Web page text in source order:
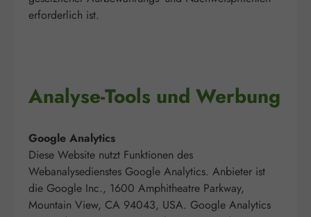
erforderlich ist.
Analyse-Tools und Werbung
Google Analytics
Diese Website nutzt Funktionen des
Webanalysedienstes Google Analytics. Anbieter ist
die Google Inc., 1600 Amphitheatre Parkway,
Mountain View, CA 94043, USA. Google Analytics